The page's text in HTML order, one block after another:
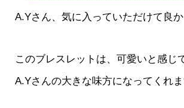
A.Yさん、気に入っていただけて良
このブレスレットは、可愛いと感じ
A.Yさんの大きな味方になってくれま